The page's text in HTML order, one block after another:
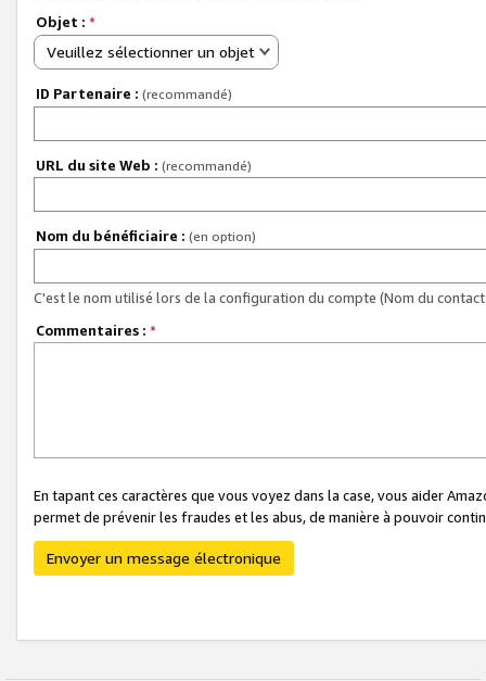
Objet : *
Veuillez sélectionner un objet
ID Partenaire : (recommandé)
URL du site Web : (recommandé)
Nom du bénéficiaire : (en option)
C'est le nom utilisé lors de la configuration du compte (Nom du
Commentaires : *
En tapant ces caractères que vous voyez dans la case, vous aider
permet de prévenir les fraudes et les abus, de manière à pouvoir
Envoyer un message électronique